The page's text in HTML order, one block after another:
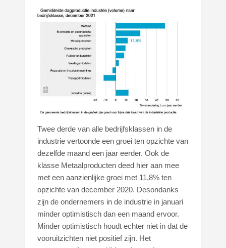
Twee derde van alle bedrijfsklassen in de
industrie vertoonde een groei ten opzichte van
dezelfde maand een jaar eerder. Ook de
klasse Metaalproducten deed hier aan mee
met een aanzienlijke groei met 11,8% ten
opzichte van december 2020. Desondanks
zijn de ondernemers in de industrie in januari
minder optimistisch dan een maand ervoor.
Minder optimistisch houdt echter niet in dat de
vooruitzichten niet positief zijn. Het